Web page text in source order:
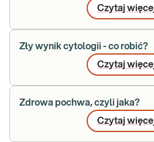
Czytaj
Zły wynik cytologii - co robić?
Czytaj
Zdrowa pochwa, czyli jaka?
Czytaj